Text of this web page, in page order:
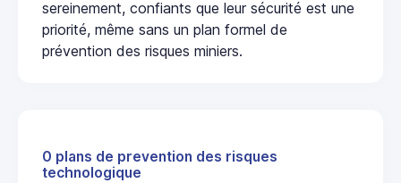
sereinement, confiants que leur sécurité est une
priorité, même sans un plan formel de
prévention des risques miniers.
0 plans de prevention des risques
technologique